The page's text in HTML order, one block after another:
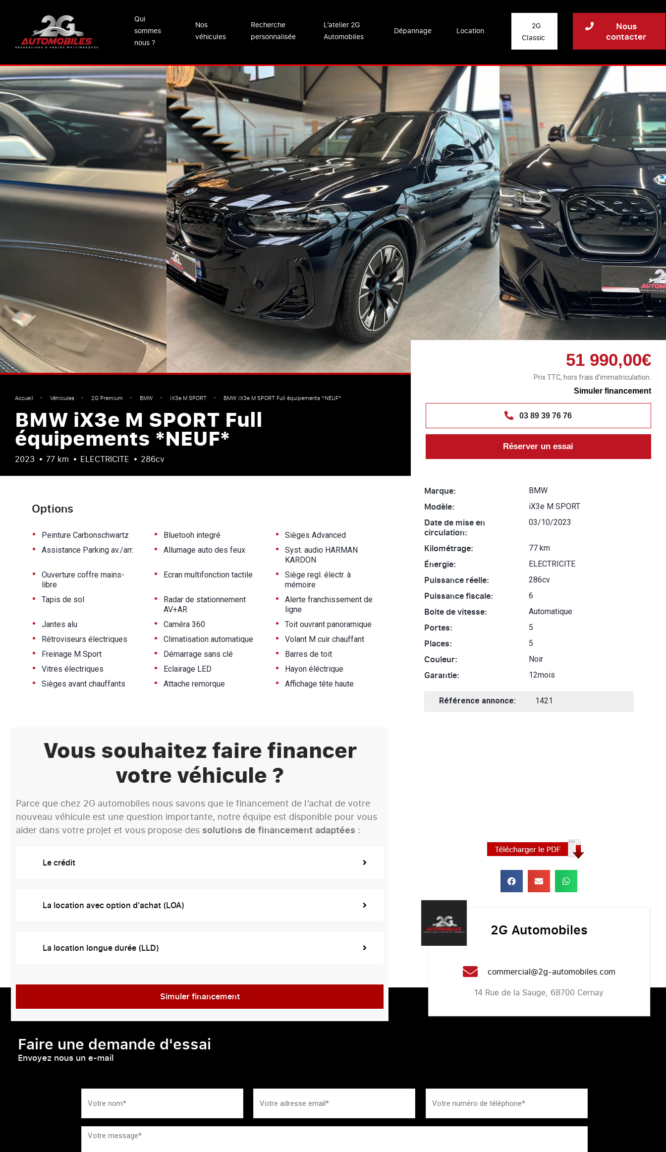
Qui
sommes
nous ?
Nos
véhicules
Recherche
personnalisée
L’atelier 2G
Automobiles
Dépannage Location
2G
Classic
Nous
contacter
Accueil Véhicules 2G Premium BMW iX3e M SPORT BMW iX3e M SPORT Full équipements *NEUF*
BMW iX3e M SPORT Full
équipements *NEUF*
2023 77 km ELECTRICITE 286cv
51 990,00€
Prix TTC, hors frais d’immatriculation.
Simuler financement
03 89 39 76 76
Réserver un essai
Options
• Peinture Carbonschwartz • Bluetooh integré • Sièges Advanced
• Assistance Parking av./arr. • Allumage auto des feux •
Syst. audio HARMAN
KARDON
•
Ouverture coffre mains-
libre
• Ecran multifonction tactile •
Siège regl. électr. à
mémoire
• Tapis de sol •
Radar de stationnement
AV+AR
•
Alerte franchissement de
ligne
• Jantes alu • Caméra 360 • Toit ouvrant panoramique
• Rétroviseurs électriques • Climatisation automatique • Volant M cuir chauffant
• Freinage M Sport • Démarrage sans clé • Barres de toit
• Vitres électriques • Eclairage LED • Hayon éléctrique
• Sièges avant chauffants • Attache remorque • Affichage tête haute
Marque: BMW
Modèle: iX3e M SPORT
Date de mise en
circulation:
03/10/2023
Kilométrage: 77 km
Énergie: ELECTRICITE
Puissance réelle: 286cv
Puissance fiscale: 6
Boite de vitesse: Automatique
Portes: 5
Places: 5
Couleur: Noir
Garantie: 12mois
Référence annonce: 1421
Vous souhaitez faire financer
votre véhicule ?
Parce que chez 2G automobiles nous savons que le financement de l’achat de votre
nouveau véhicule est une question importante, notre équipe est disponible pour vous
aider dans votre projet et vous propose des solutions de financement adaptées :
Le crédit
La location avec option d'achat (LOA)
La location longue durée (LLD)
Simuler financement
2G Automobiles
commercial@2g-automobiles.com
14 Rue de la Sauge, 68700 Cernay
Faire une demande d'essai
Envoyez nous un e-mail